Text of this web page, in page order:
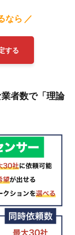
なら ／
する
者数で「理論